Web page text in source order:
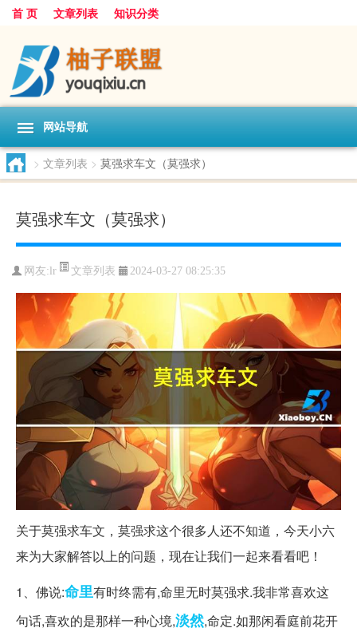
首 页 文章列表 知识分类
网站导航
> 文章列表 > 莫强求车文（莫强求）
莫强求车文（莫强求）
网友: lr 文章列表 2024-03-27 08:25:35
关于莫强求车文，莫强求这个很多人还不知道，今天小六
来为大家解答以上的问题，现在让我们一起来看看吧！
1、佛说:命里有时终需有,命里无时莫强求.我非常喜欢这
句话,喜欢的是那样一种心境,淡然,命定.如那闲看庭前花开